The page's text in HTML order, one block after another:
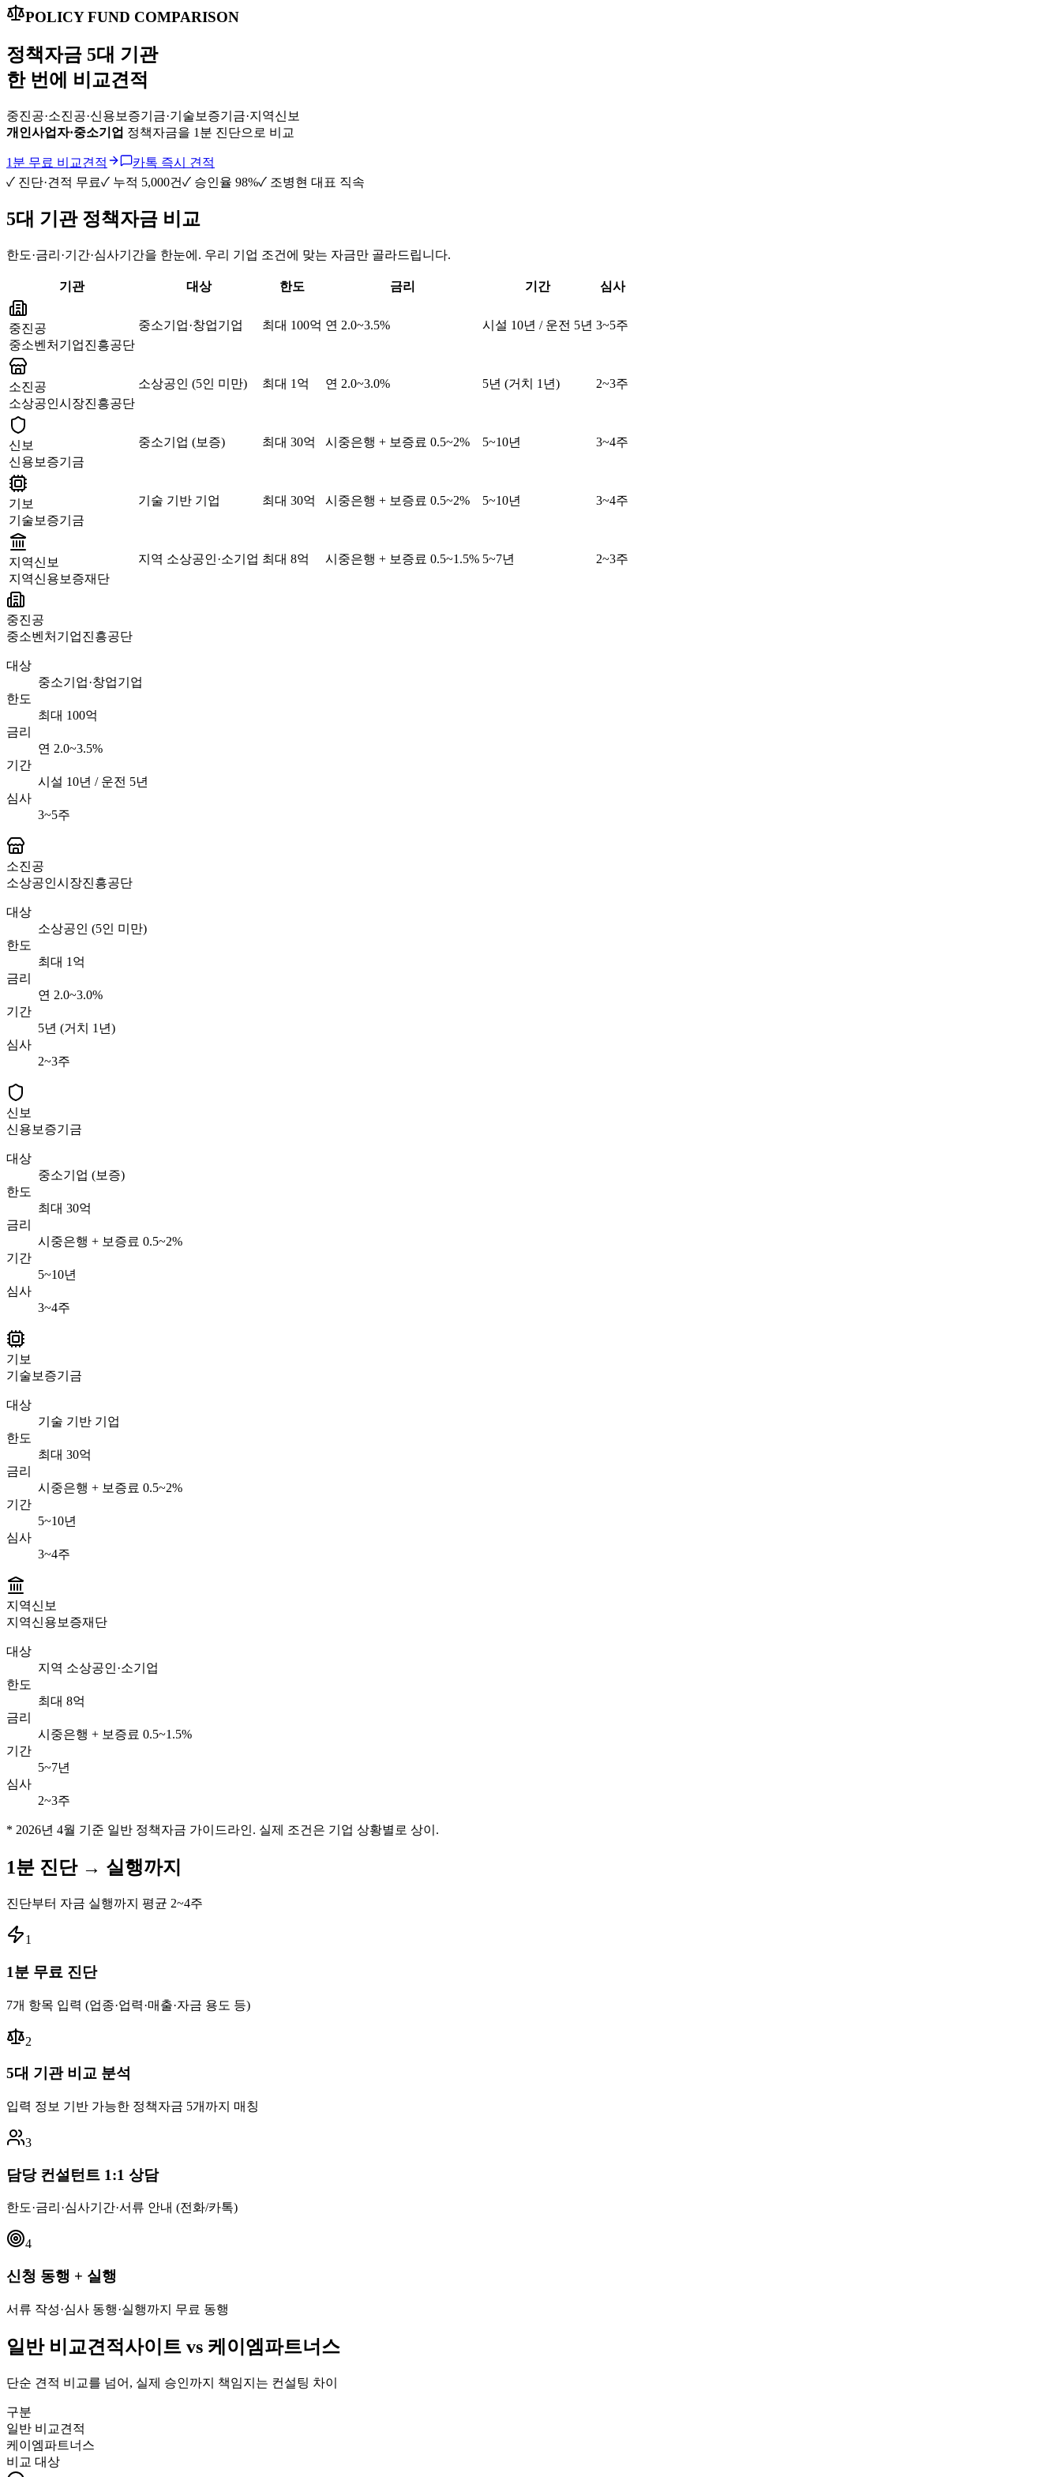
POLICY FUND COMPARISON
정책자금 5대 기관
한 번에 비교견적
중진공·소진공·신용보증기금·기술보증기금·지역신보
개인사업자·중소기업 정책자금을 1분 진단으로 비교
1분 무료 비교견적
카톡 즉시 견적
✓ 진단·견적 무료✓ 누적 5,000건✓ 승인율 98%✓ 조병현 대표 직속
5대 기관 정책자금 비교
한도·금리·기간·심사기간을 한눈에. 우리 기업 조건에 맞는 자금만 골라드립니다.
기관 대상 한도 금리 기간 심사
중진공
중소벤처기업진흥공단
중소기업·창업기업 최대 100억 연 2.0~3.5% 시설 10년 / 운전 5년 3~5주
소진공
소상공인시장진흥공단
소상공인 (5인 미만) 최대 1억 연 2.0~3.0% 5년 (거치 1년) 2~3주
신보
신용보증기금
중소기업 (보증) 최대 30억 시중은행 + 보증료 0.5~2% 5~10년 3~4주
기보
기술보증기금
기술 기반 기업 최대 30억 시중은행 + 보증료 0.5~2% 5~10년 3~4주
지역신보
지역신용보증재단
지역 소상공인·소기업 최대 8억 시중은행 + 보증료 0.5~1.5% 5~7년 2~3주
중진공
중소벤처기업진흥공단
대상
중소기업·창업기업
한도
최대 100억
금리
연 2.0~3.5%
기간
시설 10년 / 운전 5년
심사
3~5주
소진공
소상공인시장진흥공단
대상
소상공인 (5인 미만)
한도
최대 1억
금리
연 2.0~3.0%
기간
5년 (거치 1년)
심사
2~3주
신보
신용보증기금
대상
중소기업 (보증)
한도
최대 30억
금리
시중은행 + 보증료 0.5~2%
기간
5~10년
심사
3~4주
기보
기술보증기금
대상
기술 기반 기업
한도
최대 30억
금리
시중은행 + 보증료 0.5~2%
기간
5~10년
심사
3~4주
지역신보
지역신용보증재단
대상
지역 소상공인·소기업
한도
최대 8억
금리
시중은행 + 보증료 0.5~1.5%
기간
5~7년
심사
2~3주
* 2026년 4월 기준 일반 정책자금 가이드라인. 실제 조건은 기업 상황별로 상이.
1분 진단 → 실행까지
진단부터 자금 실행까지 평균 2~4주
1
1분 무료 진단
7개 항목 입력 (업종·업력·매출·자금 용도 등)
2
5대 기관 비교 분석
입력 정보 기반 가능한 정책자금 5개까지 매칭
3
담당 컨설턴트 1:1 상담
한도·금리·심사기간·서류 안내 (전화/카톡)
4
신청 동행 + 실행
서류 작성·심사 동행·실행까지 무료 동행
일반 비교견적사이트 vs 케이엠파트너스
단순 견적 비교를 넘어, 실제 승인까지 책임지는 컨설팅 차이
구분
일반 비교견적
케이엠파트너스
비교 대상